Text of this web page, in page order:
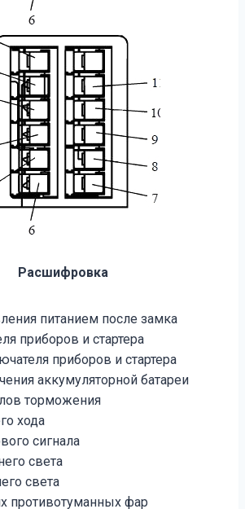
Расшифровка
питанием после замка
приборов и стартера
приборов и стартера
аккумуляторной батареи
торможения
хода
сигнала
света
света
противотуманных фар